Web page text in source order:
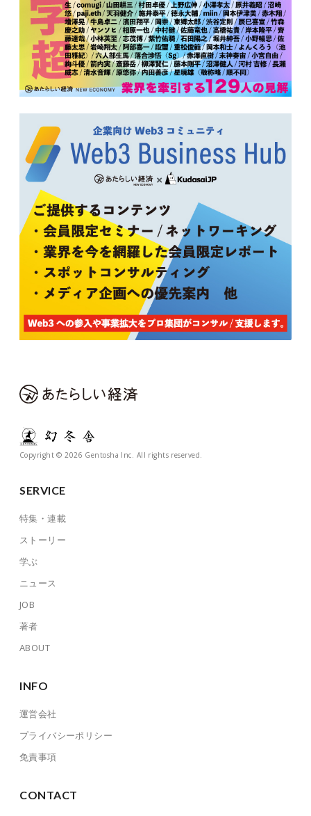
Copyright © 2026 Gentosha Inc. All rights reserved.
SERVICE
特集・連載
ストーリー
学ぶ
ニュース
JOB
著者
ABOUT
INFO
運営会社
プライバシーポリシー
免責事項
CONTACT